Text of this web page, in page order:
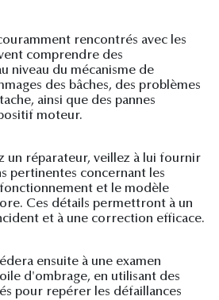
rencontrés avec les
comprendre des
niveau du mécanisme de
des bâches, des problèmes
ainsi que des pannes
moteur.
un réparateur, veillez à lui fournir
pertinentes concernant les
et le modèle
Ces détails permettront à un
et à une correction efficace.
ensuite à une examen
d'ombrage, en utilisant des
pour repérer les défaillances